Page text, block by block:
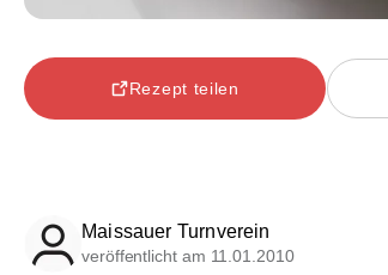
Rezept teilen
Maissauer Turnverein
veröffentlicht am 11.01.2010